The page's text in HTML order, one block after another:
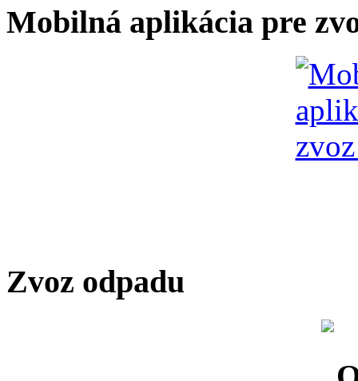
Mobilná aplikácia pre
Zvoz odpadu